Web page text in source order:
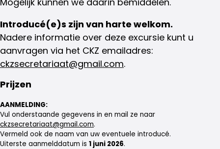
Introducé(e)s zijn van harte welkom.
Nadere informatie over deze excursie kunt u
aanvragen via het CKZ emailadres:
ckzsecretariaat@gmail.com.
Prijzen
AANMELDING:
Vul onderstaande gegevens in en mail ze naar
ckzsecretariaat@gmail.com.
Vermeld ook de naam van uw eventuele introducé.
Uiterste aanmelddatum is 1 juni 2026.